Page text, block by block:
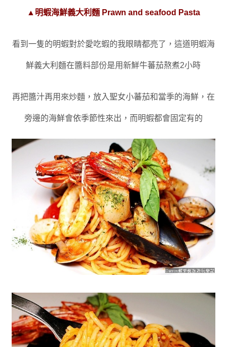
▲明蝦海鮮義大利麵 Prawn and seafood Pasta
看到一隻的明蝦對於愛吃蝦的我眼睛都亮了 ， 這道明蝦海
鮮義大利麵在醬料部份是用新鮮牛蕃茄熬煮2小時
再把醬汁再用來炒麵 ， 放入聖女小蕃茄和當季的海鮮， 在
旁邊的海鮮會依季節性來出 ， 而明蝦都會固定有的